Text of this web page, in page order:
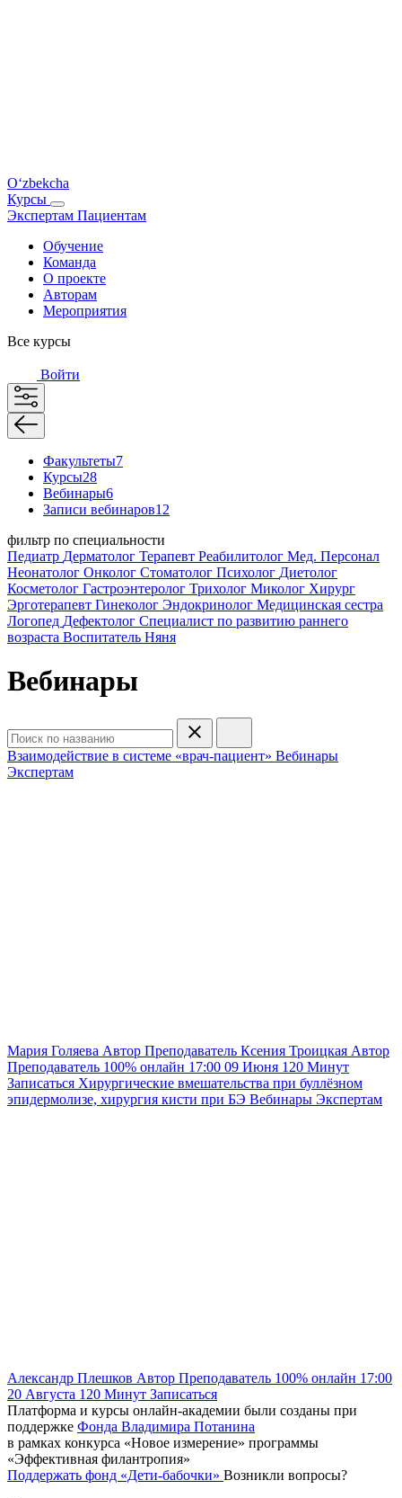
O‘zbekcha
Курсы
Экспертам Пациентам
Обучение
Команда
О проекте
Авторам
Мероприятия
Все курсы
Войти
Факультеты7
Курсы28
Вебинары6
Записи вебинаров12
фильтр по специальности
Педиатр Дерматолог Терапевт Реабилитолог Мед. Персонал
Неонатолог Онколог Стоматолог Психолог Диетолог
Косметолог Гастроэнтеролог Трихолог Миколог Хирург
Эрготерапевт Гинеколог Эндокринолог Медицинская сестра
Логопед Дефектолог Специалист по развитию раннего
возраста Воспитатель Няня
Вебинары
Взаимодействие в системе «врач-пациент» Вебинары
Экспертам
Мария Голяева Автор Преподаватель Ксения Троицкая Автор
Преподаватель 100% онлайн 17:00 09 Июня 120 Минут
Записаться Хирургические вмешательства при буллёзном
эпидермолизе, хирургия кисти при БЭ Вебинары Экспертам
Александр Плешков Автор Преподаватель 100% онлайн 17:00
20 Августа 120 Минут Записаться
Платформа и курсы онлайн-академии были созданы при
поддержке Фонда Владимира Потанина
в рамках конкурса «Новое измерение» программы
«Эффективная филантропия»
Поддержать фонд «Дети-бабочки» Возникли вопросы?